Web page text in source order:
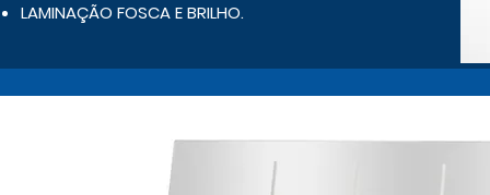
LAMINAÇÃO FOSCA E BRILHO.